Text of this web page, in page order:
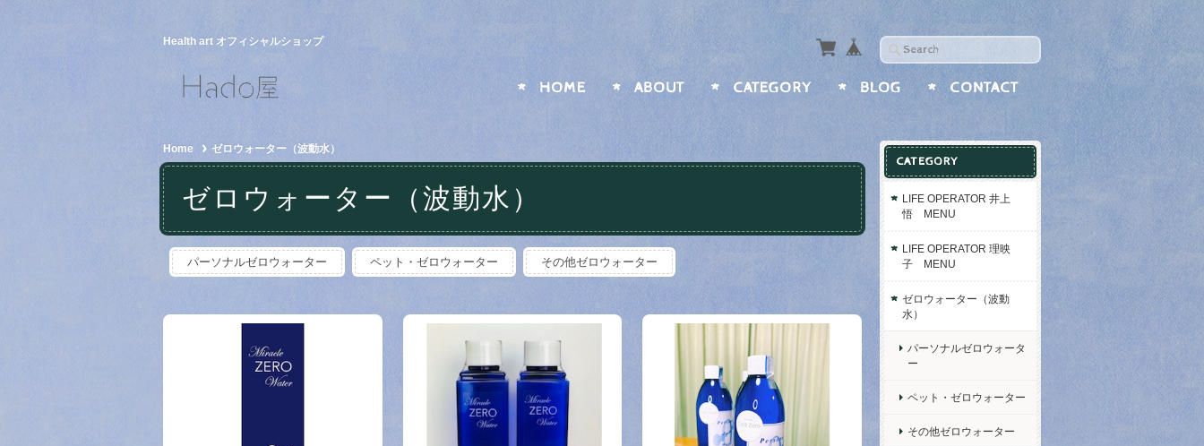
Health art オフィシャルショップ
HOME ABOUT CATEGORY BLOG CONTACT
Home ゼロウォーター（波動水）
ゼロウォーター（波動水）
パーソナルゼロウォーター ペット・ゼロウォーター その他ゼロウォーター
CATEGORY
LIFE OPERATOR 井上
悟 MENU
LIFE OPERATOR 理映
子 MENU
ゼロウォーター（波動
水）
パーソナルゼロウォータ
ー
ペット・ゼロウォーター
その他ゼロウォーター